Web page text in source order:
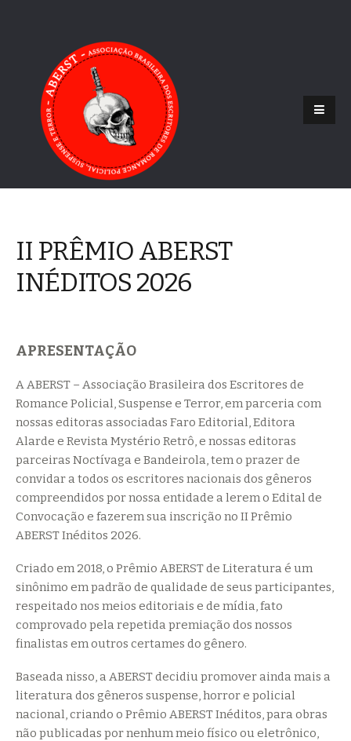
II PRÊMIO ABERST
INÉDITOS 2026
APRESENTAÇÃO
A ABERST – Associação Brasileira dos Escritores de
Romance Policial, Suspense e Terror, em parceria com
nossas editoras associadas Faro Editorial, Editora
Alarde e Revista Mystério Retrô, e nossas editoras
parceiras Noctívaga e Bandeirola, tem o prazer de
convidar a todos os escritores nacionais dos gêneros
compreendidos por nossa entidade a lerem o Edital de
Convocação e fazerem sua inscrição no II Prêmio
ABERST Inéditos 2026.
Criado em 2018, o Prêmio ABERST de Literatura é um
sinônimo em padrão de qualidade de seus participantes,
respeitado nos meios editoriais e de mídia, fato
comprovado pela repetida premiação dos nossos
finalistas em outros certames do gênero.
Baseada nisso, a ABERST decidiu promover ainda mais a
literatura dos gêneros suspense, horror e policial
nacional, criando o Prêmio ABERST Inéditos, para obras
não publicadas por nenhum meio físico ou eletrônico,